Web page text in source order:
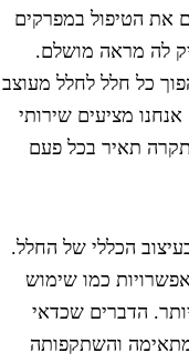
את הטיפול במפרקים
לה מראה מושלם.
כל חלל לחלל מעוצב
מציעים שירותי
תאיר בכל פעם
הכללי של החלל.
כמו שימוש
הדברים שכדאי
והשתקפותה